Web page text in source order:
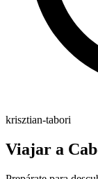
krisztian-tabori
Viajar a